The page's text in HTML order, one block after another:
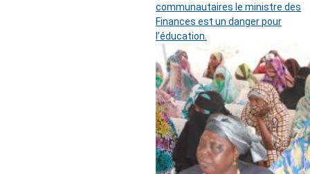
communautaires le ministre des
Finances est un danger pour
l’éducation.